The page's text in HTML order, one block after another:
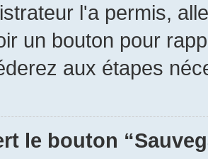
l'a permis,
un bouton pour
aux étapes
le bouton